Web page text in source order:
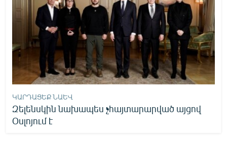
ԿԱՐԴԱՑԵՔ ՆԱԵՎ
Զելենսկին նախապես չհայտարարված այցով
Օսլոյում է